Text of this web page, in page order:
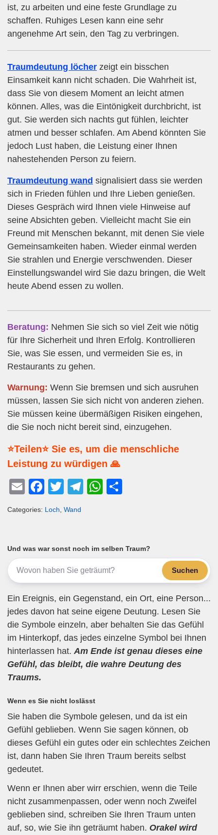
ist, zu arbeiten und eine feste Grundlage zu
schaffen. Ruhiges Lesen kann eine sehr
angenehme Art sein, den Tag zu verbringen.
Traumdeutung löcher zeigt ein bisschen
Einsamkeit kann nicht schaden. Die Wahrheit ist,
dass Sie von diesem Moment an leicht atmen
können. Alles, was die Eintönigkeit durchbricht, ist
gut. Sie werden sich nachts gut fühlen, leichter
atmen und besser schlafen. Am Abend könnten Sie
jedoch Lust haben, die Leistung einer Ihnen
nahestehenden Person zu feiern.
Traumdeutung wand signalisiert dass sie werden
sich in Frieden fühlen und Ihre Lieben genießen.
Dieses Gespräch wird Ihnen viele Hinweise auf
seine Absichten geben. Vielleicht macht Sie ein
Freund mit Menschen bekannt, mit denen Sie viele
Gemeinsamkeiten haben. Wieder einmal werden
Sie strahlen und Energie verschwenden. Dieser
Einstellungswandel wird Sie dazu bringen, die Welt
heute Abend essen zu wollen.
Beratung: Nehmen Sie sich so viel Zeit wie nötig
für Ihre Sicherheit und Ihren Erfolg. Kontrollieren
Sie, was Sie essen, und vermeiden Sie es, in
Restaurants zu gehen.
Warnung: Wenn Sie bremsen und sich ausruhen
müssen, lassen Sie sich nicht von anderen ziehen.
Sie müssen keine übermäßigen Risiken eingehen,
die Sie noch nicht bereit sind, einzugehen.
⭐Teilen⭐ Sie es, um die menschliche
Leistung zu würdigen 🙏
E
ail
F
c
b
o
o
k
T
tt
T
a
m
W
A
p
p
Categories: Loch Wand
Und was war sonst noch im selben Traum?
Suchen
Ein Ereignis, ein Gegenstand, ein Ort, eine Person...
jedes davon hat seine eigene Deutung. Lesen Sie
die Symbole einzeln, aber behalten Sie das Gefühl
im Hinterkopf, das jedes einzelne Symbol bei Ihnen
hinterlassen hat. Am Ende ist genau dieses eine
Gefühl, das bleibt, die wahre Deutung des
Traums.
Wenn es Sie nicht loslässt
Sie haben die Symbole gelesen, und da ist ein
Gefühl geblieben. Wenn Sie sagen können, ob
dieses Gefühl ein gutes oder ein schlechtes Zeichen
ist, dann haben Sie Ihren Traum bereits selbst
gedeutet.
Wenn er Ihnen aber wirr erschien, wenn die Teile
nicht zusammenpassen, oder wenn noch Zweifel
geblieben sind, schreiben Sie Ihren Traum unten
auf, so, wie Sie ihn geträumt haben. Orakel wird